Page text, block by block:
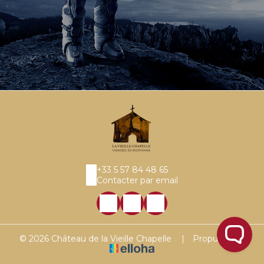
+33 5 57 84 48 65
Contacter par email
© 2026 Château de la Vieille Chapelle | Propulsé par